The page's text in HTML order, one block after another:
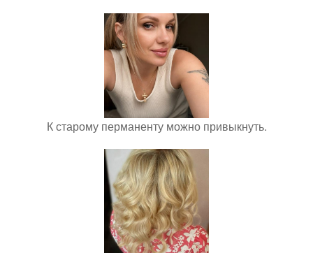
К старому перманенту можно привыкнуть.